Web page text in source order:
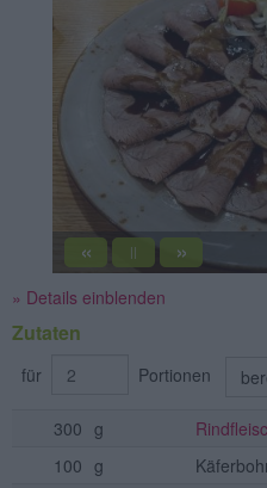
« || »
» Details einblenden
Zutaten
für Portionen
300 g
100 g